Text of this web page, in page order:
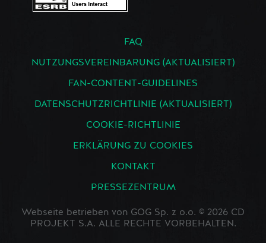
FAQ
NUTZUNGSVEREINBARUNG (AKTUALISIERT)
FAN-CONTENT-GUIDELINES
DATENSCHUTZRICHTLINIE (AKTUALISIERT)
COOKIE-RICHTLINIE
ERKLÄRUNG ZU COOKIES
KONTAKT
PRESSEZENTRUM
Webseite betrieben von GOG Sp. z o.o. © 2026 CD
PROJEKT S.A. ALLE RECHTE VORBEHALTEN.